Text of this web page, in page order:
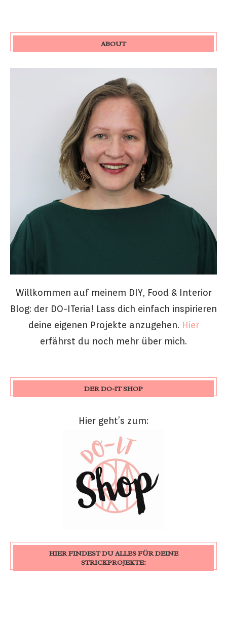
ABOUT
Willkommen auf meinem DIY, Food & Interior
Blog: der DO-ITeria! Lass dich einfach inspirieren
deine eigenen Projekte anzugehen. Hier
erfährst du noch mehr über mich.
DER DO-IT SHOP
Hier geht’s zum:
HIER FINDEST DU ALLES FÜR DEINE
STRICKPROJEKTE: